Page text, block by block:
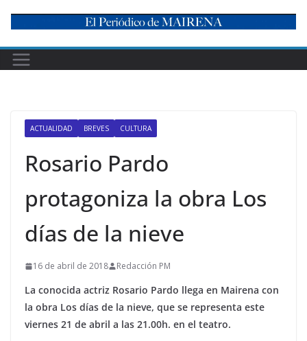
content
ACTUALIDAD BREVES CULTURA
Rosario Pardo
protagoniza la obra Los
días de la nieve
16 de abril de 2018 Redacción PM
La conocida actriz Rosario Pardo llega en Mairena con
la obra Los días de la nieve, que se representa este
viernes 21 de abril a las 21.00h. en el teatro.